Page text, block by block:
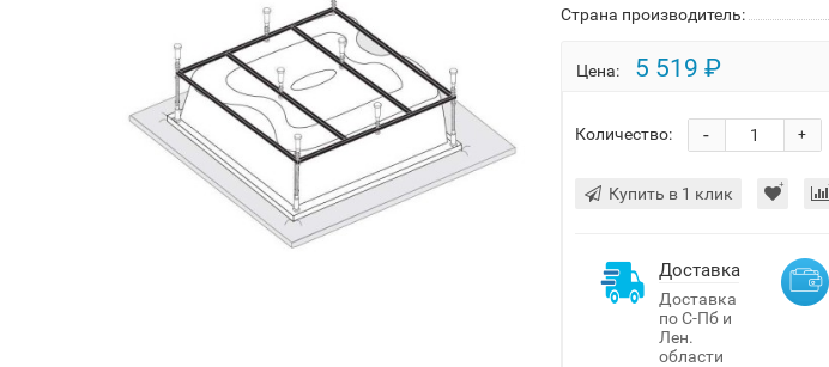
Страна производитель:
Цена: 5 519 ₽
Количество: +
-
Купить в 1 клик
Доставка
Доставка
по С-Пб и
Лен.
области